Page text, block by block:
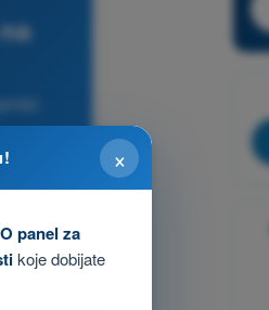
×
panel za
koje dobijate